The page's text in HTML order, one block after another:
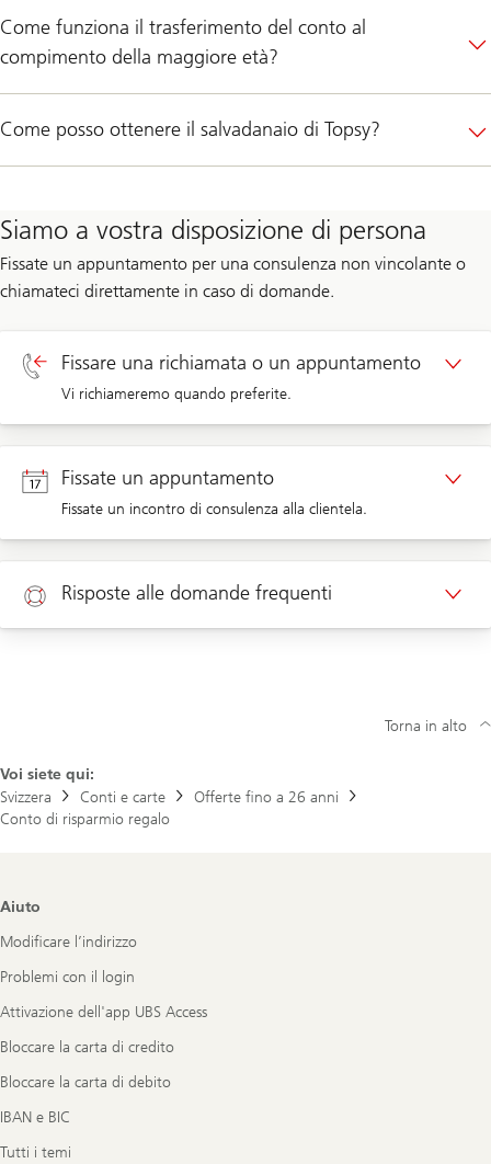
Come funziona il trasferimento del conto al
compimento della maggiore età?
Come posso ottenere il salvadanaio di Topsy?
Siamo a vostra disposizione di persona
Fissate un appuntamento per una consulenza non vincolante o
chiamateci direttamente in caso di domande.
Fissare una richiamata o un appuntamento
Vi richiameremo quando preferite.
Richiamata clientela privata
Richiamata clientela aziendale
Fissate un appuntamento
Fissate un incontro di consulenza alla clientela.
Appuntamento clientela privata
Appuntamento clientela aziendale
Risposte alle domande frequenti
Voi siete qui:
Svizzera
Conti e carte
Offerte fino a 26 anni
Conto di risparmio regalo
Torna in alto
Footer
Aiuto
Modificare l’indirizzo
Problemi con il login
Attivazione dell'app UBS Access
Bloccare la carta di credito
Bloccare la carta di debito
IBAN e BIC
Tutti i temi